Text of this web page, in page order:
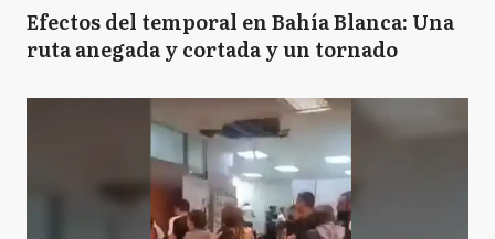
Efectos del temporal en Bahía Blanca: Una
ruta anegada y cortada y un tornado